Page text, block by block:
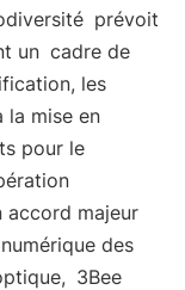
prévoit
un cadre de
les
la mise en
pour le
accord majeur
des
3Bee